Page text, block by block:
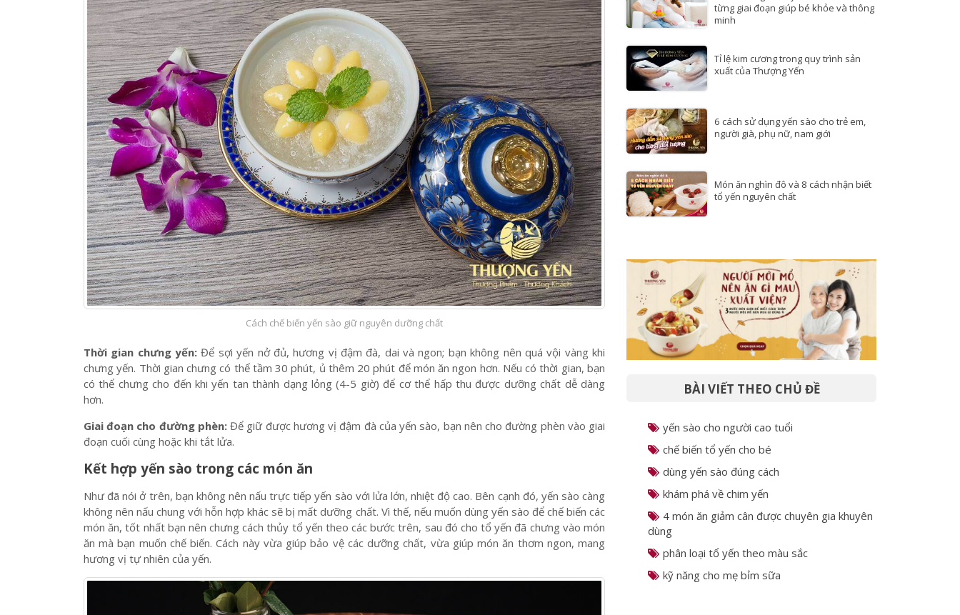
Cách chế biến yến sào giữ nguyên dưỡng chất
Thời gian chưng yến:
có thể chưng cho đến khi yến tan thành dạng lỏng (4-5 giờ) để cơ thể hấp thu được dưỡng chất dễ dàng
hơn.
Giai đoạn cho đường phèn:Để giữ được hương vị đậm đà của yến sào, bạn nên cho đường phèn vào giai
đoạn cuối cùng hoặc khi tắt lửa.
Kết hợp yến sào trong các món ăn
Như đã nói ở trên, bạn không nên nấu trực tiếp yến sào với lửa lớn, nhiệt độ cao. Bên cạnh đó, yến sào càng
không nên nấu chung với hỗn hợp khác sẽ bị mất dưỡng chất. Vì thế, nếu muốn dùng yến sào để chế biến các
món ăn, tốt nhất bạn nên chưng cách thủy tổ yến theo các bước trên, sau đó cho tổ yến đã chưng vào món
ăn mà bạn muốn chế biến. Cách này vừa giúp bảo vệ các dưỡng chất, vừa giúp món ăn thơm ngon, mang
hương vị tự nhiên của yến.
BÀI VIẾT NỔI BẬT
từng giai đoạn giúp bé khỏe và thông
minh
xuất của Thượng Yến
người già, phụ nữ, nam giới
BÀI VIẾT THEO CHỦ ĐỀ
yến sào cho người cao tuổi
chế biến tổ yến cho bé
dùng yến sào đúng cách
khám phá về chim yến
4 món ăn giảm cân được chuyên gia khuyên
dùng